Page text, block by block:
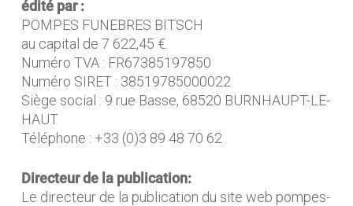
édité par :
POMPES FUNEBRES BITSCH
au capital de 7 622,45 €.
Numéro TVA : FR67385197850
Numéro SIRET : 38519785000022
Siège social : 9 rue Basse, 68520 BURNHAUPT-LE-
HAUT
Téléphone : +33 (0)3 89 48 70 62
Directeur de la publication:
Le directeur de la publication du site web pompes-